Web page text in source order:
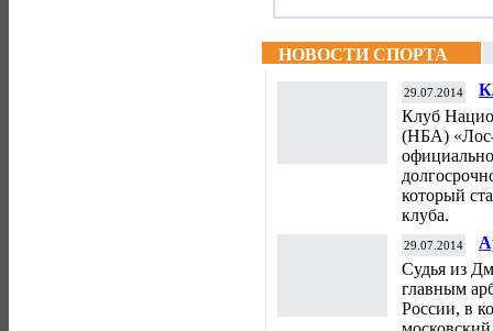
НОВОСТИ СПОРТА
29.07.2014
Клуб
(НБА)
который
клуба.
29.07.2014
Судья из
главным
России, в